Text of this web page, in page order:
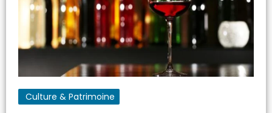
Culture & Patrimoine